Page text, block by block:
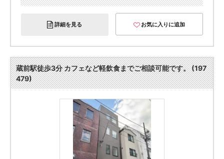
詳細を見る お気に入りに追加
蔵前駅徒歩3分 カフェなど軽飲食までご相談可能です。 (197
479)